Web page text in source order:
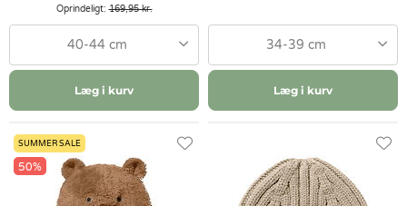
Oprindeligt:169,95 kr.
40-44 cm
Læg i kurv
34-39 cm
Læg i kurv
SUMMER SALE
50%